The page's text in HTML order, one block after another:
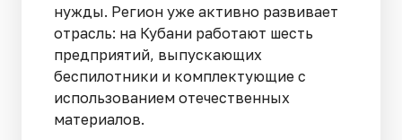
нужды. Регион уже активно развивает
отрасль: на Кубани работают шесть
предприятий, выпускающих
беспилотники и комплектующие с
использованием отечественных
материалов.